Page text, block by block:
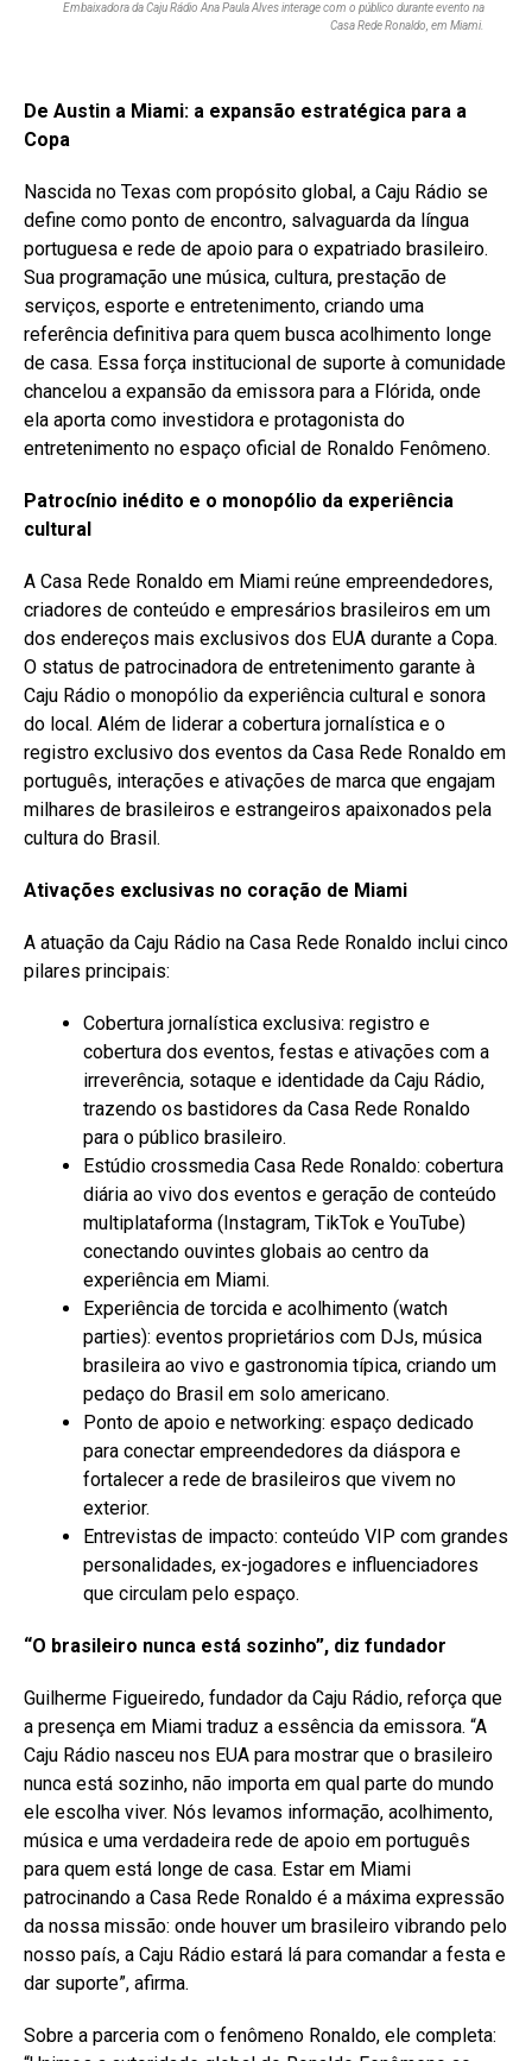
Embaixadora da Caju Rádio Ana Paula Alves interage com o público durante evento na
Casa Rede Ronaldo, em Miami.
De Austin a Miami: a expansão estratégica para a
Copa
Nascida no Texas com propósito global, a Caju Rádio se
define como ponto de encontro, salvaguarda da língua
portuguesa e rede de apoio para o expatriado brasileiro.
Sua programação une música, cultura, prestação de
serviços, esporte e entretenimento, criando uma
referência definitiva para quem busca acolhimento longe
de casa. Essa força institucional de suporte à comunidade
chancelou a expansão da emissora para a Flórida, onde
ela aporta como investidora e protagonista do
entretenimento no espaço oficial de Ronaldo Fenômeno.
Patrocínio inédito e o monopólio da experiência
cultural
A Casa Rede Ronaldo em Miami reúne empreendedores,
criadores de conteúdo e empresários brasileiros em um
dos endereços mais exclusivos dos EUA durante a Copa.
O status de patrocinadora de entretenimento garante à
Caju Rádio o monopólio da experiência cultural e sonora
do local. Além de liderar a cobertura jornalística e o
registro exclusivo dos eventos da Casa Rede Ronaldo em
português, interações e ativações de marca que engajam
milhares de brasileiros e estrangeiros apaixonados pela
cultura do Brasil.
Ativações exclusivas no coração de Miami
A atuação da Caju Rádio na Casa Rede Ronaldo inclui cinco
pilares principais:
Cobertura jornalística exclusiva: registro e
cobertura dos eventos, festas e ativações com a
irreverência, sotaque e identidade da Caju Rádio,
trazendo os bastidores da Casa Rede Ronaldo
para o público brasileiro.
Estúdio crossmedia Casa Rede Ronaldo: cobertura
diária ao vivo dos eventos e geração de conteúdo
multiplataforma (Instagram, TikTok e YouTube)
conectando ouvintes globais ao centro da
experiência em Miami.
Experiência de torcida e acolhimento (watch
parties): eventos proprietários com DJs, música
brasileira ao vivo e gastronomia típica, criando um
pedaço do Brasil em solo americano.
Ponto de apoio e networking: espaço dedicado
para conectar empreendedores da diáspora e
fortalecer a rede de brasileiros que vivem no
exterior.
Entrevistas de impacto: conteúdo VIP com grandes
personalidades, ex-jogadores e influenciadores
que circulam pelo espaço.
“O brasileiro nunca está sozinho”, diz fundador
Guilherme Figueiredo, fundador da Caju Rádio, reforça que
a presença em Miami traduz a essência da emissora. “A
Caju Rádio nasceu nos EUA para mostrar que o brasileiro
nunca está sozinho, não importa em qual parte do mundo
ele escolha viver. Nós levamos informação, acolhimento,
música e uma verdadeira rede de apoio em português
para quem está longe de casa. Estar em Miami
patrocinando a Casa Rede Ronaldo é a máxima expressão
da nossa missão: onde houver um brasileiro vibrando pelo
nosso país, a Caju Rádio estará lá para comandar a festa e
dar suporte”, afirma.
Sobre a parceria com o fenômeno Ronaldo, ele completa: